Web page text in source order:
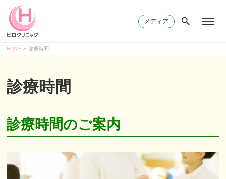
メディア
HOME » 診療時間
診療時間
診療時間のご案内